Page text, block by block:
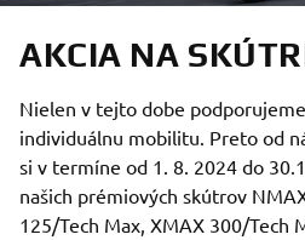
AKCIA NA
Nielen v tejto dobe
individuálnu mobilitu. Preto od
si v termíne od 1. 8. 2024 do
našich prémiových skútrov
125/Tech Max, XMAX 300/Tech